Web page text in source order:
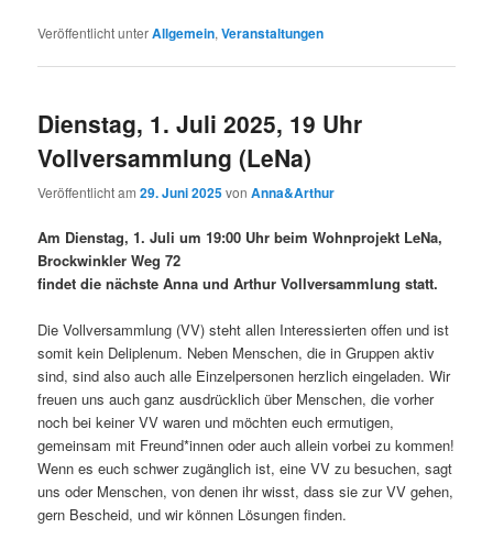
Veröffentlicht unterAllgemein,Veranstaltungen
Dienstag, 1. Juli 2025, 19 Uhr
Vollversammlung (LeNa)
Veröffentlicht am29. Juni 2025vonAnna&Arthur
Am Dienstag, 1. Juli um 19:00 Uhr beim Wohnprojekt LeNa,
Brockwinkler Weg 72
findet die nächste Anna und Arthur Vollversammlung statt.
Die Vollversammlung (VV) steht allen Interessierten offen und ist
somit kein Deliplenum. Neben Menschen, die in Gruppen aktiv
sind, sind also auch alle Einzelpersonen herzlich eingeladen. Wir
freuen uns auch ganz ausdrücklich über Menschen, die vorher
noch bei keiner VV waren und möchten euch ermutigen,
gemeinsam mit Freund*innen oder auch allein vorbei zu kommen!
Wenn es euch schwer zugänglich ist, eine VV zu besuchen, sagt
uns oder Menschen, von denen ihr wisst, dass sie zur VV gehen,
gern Bescheid, und wir können Lösungen finden.